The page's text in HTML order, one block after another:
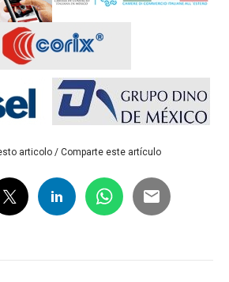
articolo / Comparte este artículo